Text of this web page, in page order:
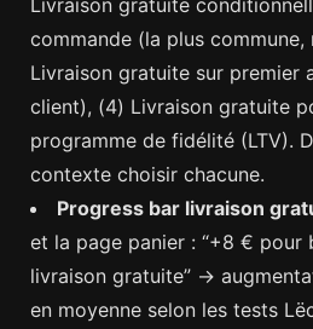
commande (la plus
Livraison gratuite sur premier
client), (4) Livraison gratuite
programme de fidélité (LTV).
contexte choisir chacune.
Progress bar livraison
et la page panier : “+8 € pour
livraison gratuite” →
en moyenne selon les tests